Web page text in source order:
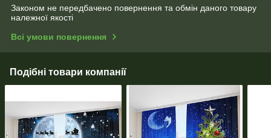
Законом не передбачено повернення та обмін даного товару
належної якості
Всі умови повернення
Подібні товари компанії